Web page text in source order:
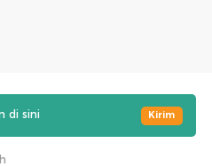
di sini Kirim